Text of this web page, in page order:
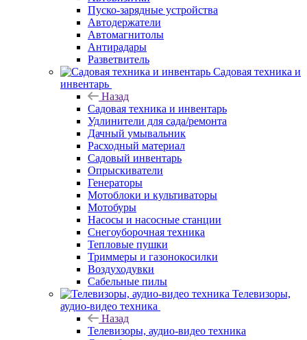
Пуско-зарядные устройства
Автодержатели
Автомагнитолы
Антирадары
Разветвитель
Садовая техника и
инвентарь
Назад
Садовая техника и инвентарь
Удлинители для сада/ремонта
Дачный умывальник
Расходный материал
Садовый инвентарь
Опрыскиватели
Генераторы
Мотоблоки и культиваторы
Мотобуры
Насосы и насосные станции
Снегоуборочная техника
Тепловые пушки
Триммеры и газонокосилки
Воздуходувки
Сабельные пилы
Телевизоры,
аудио-видео техника
Назад
Телевизоры, аудио-видео техника